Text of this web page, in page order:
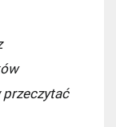
przeczytać
11,99 zł